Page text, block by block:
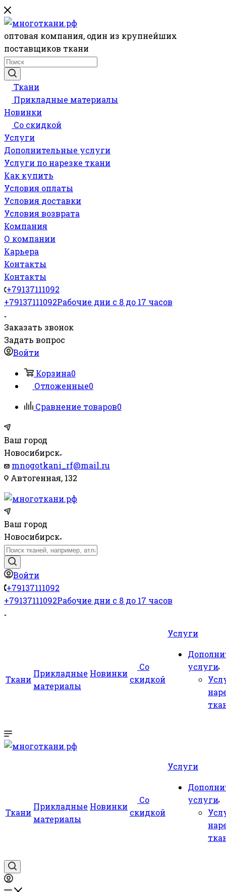
оптовая компания, один из крупнейших
поставщиков ткани
Ткани
Прикладные материалы
Новинки
Со скидкой
Услуги
Дополнительные услуги
Услуги по нарезке ткани
Как купить
Условия оплаты
Условия доставки
Условия возврата
Компания
О компании
Карьера
Контакты
Контакты
+79137111092
+79137111092Рабочие дни с 8 до 17 часов
Заказать звонок
Задать вопрос
Войти
Корзина0
Отложенные0
Сравнение товаров0
Ваш город
Новосибирск
mnogotkani_rf@mail.ru
Автогенная, 132
Ваш город
Новосибирск
Войти
+79137111092
+79137111092Рабочие дни с 8 до 17 часов
Ткани
Прикладные
материалы
Новинки
Со
скидкой
Услуги
услуги
Ткани
Прикладные
материалы
Новинки
Со
скидкой
Услуги
услуги